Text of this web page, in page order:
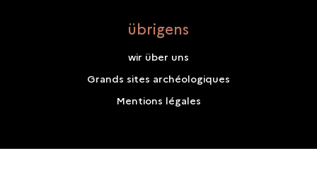
übrigens
wir über uns
Grands sites archéologiques
Mentions légales